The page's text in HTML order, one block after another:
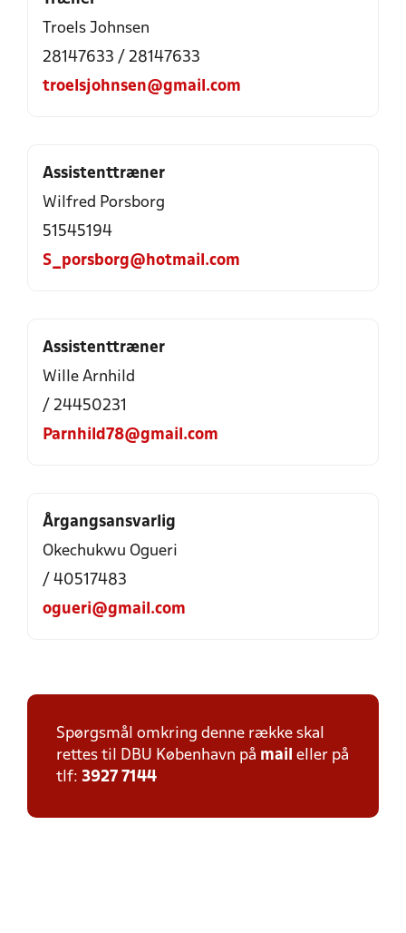
Troels Johnsen
28147633 / 28147633
troelsjohnsen@gmail.com
Assistenttræner
Wilfred Porsborg
51545194
S_porsborg@hotmail.com
Assistenttræner
Wille Arnhild
/ 24450231
Parnhild78@gmail.com
Årgangsansvarlig
Okechukwu Ogueri
/ 40517483
ogueri@gmail.com
Spørgsmål omkring denne række skal
rettes til DBU København på mail eller på
tlf: 3927 7144